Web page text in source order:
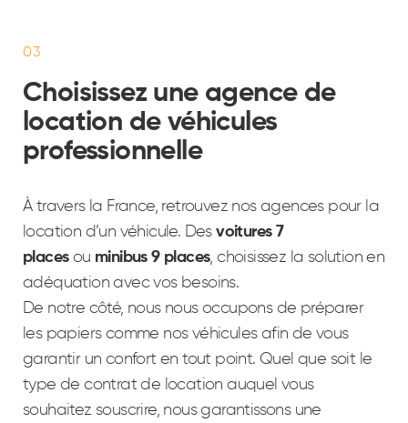
03
Choisissez une agence de
location de véhicules
professionnelle
À travers la France, retrouvez nos agences pour la
location d’un véhicule. Desvoitures 7
placesou minibus 9 places, choisissez la solution en
adéquation avec vos besoins.
De notre côté, nous nous occupons de préparer
les papiers comme nos véhicules afin de vous
garantir un confort en tout point. Quel que soit le
type de contrat de location auquel vous
souhaitez souscrire, nous garantissons une